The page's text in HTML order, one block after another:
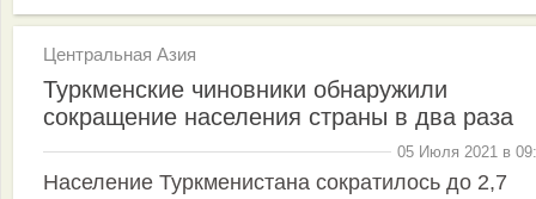
Центральная Азия
Туркменские чиновники обнаружили
сокращение населения страны в два раза
05 Июля 2021 в
Население Туркменистана сократилось до 2,7